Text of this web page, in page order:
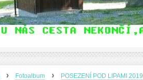
› Fotoalbum › POSEZENÍ POD LIPAMI 2019